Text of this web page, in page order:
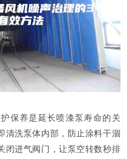
保养是延长喷漆泵寿命的关
清洗泵体内部，防止涂料干涸
闭进气阀门，让泵空转数秒排